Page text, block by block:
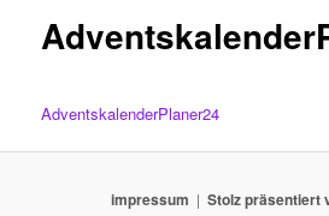
AdventskalenderPlaner24
impressum Stolz präsentiert